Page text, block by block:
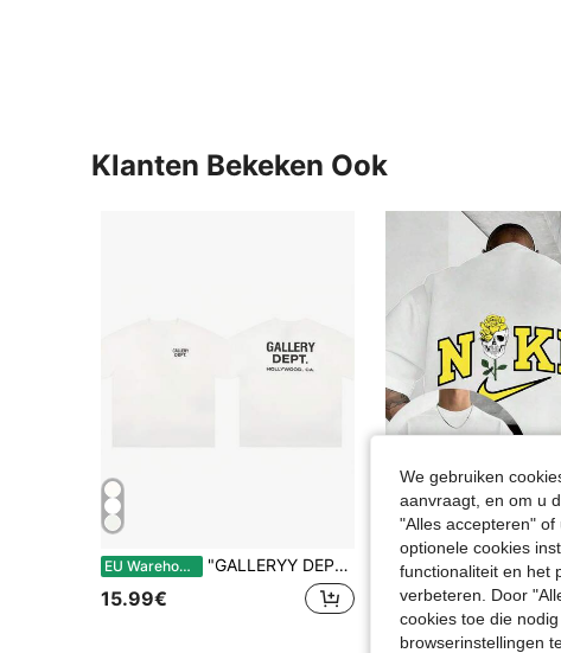
Klanten Bekeken Ook
EU Warehouse "GALLERYY DEPTT "T-shirt met patroon en korte mouwen, Y2K, witte zomertop, unisex, ronde hals, streetwear, puur katoen
15.99€
EU Warehouse [Nieuwe Producten] Modieus heren T-shirt met ronde hals en korte mouwen, effen
#1 Bestseller
3.99€
We gebruiken
aanvraagt, en om u
"Alles accepteren"
optionele cookies
functionaliteit en het
verbeteren. Door
cookies toe die
browserinstellingen